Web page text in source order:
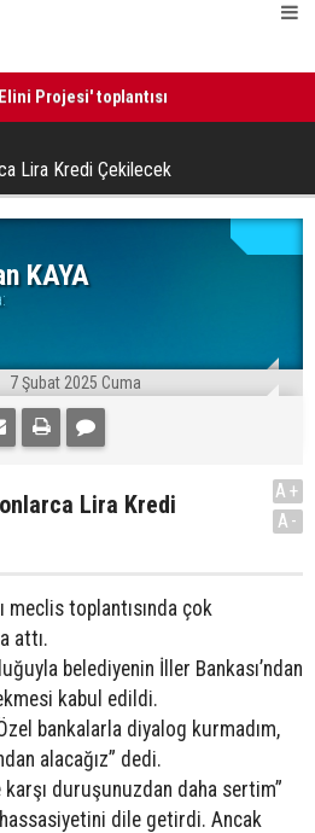
Projesi' toplantısı
Lira Kredi Çekilecek
KAYA
7 Şubat 2025 Cuma
Lira Kredi
A+
A-
meclis toplantısında çok
attı.
belediyenin İller Bankası’ndan
kabul edildi.
bankalarla diyalog kurmadım,
alacağız” dedi.
karşı duruşunuzdan daha sertim”
dile getirdi. Ancak